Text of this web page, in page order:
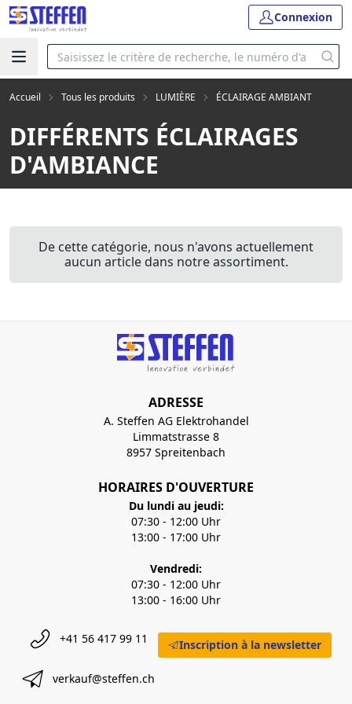
Connexion
Accueil Tous les produits LUMIÈRE ÉCLAIRAGE AMBIANT
DIFFÉRENTS ÉCLAIRAGES
D'AMBIANCE
De cette catégorie, nous n'avons actuellement
aucun article dans notre assortiment.
ADRESSE
A. Steffen AG Elektrohandel
Limmatstrasse 8
8957 Spreitenbach
HORAIRES D'OUVERTURE
Du lundi au jeudi:
07:30 - 12:00 Uhr
13:00 - 17:00 Uhr
Vendredi:
07:30 - 12:00 Uhr
13:00 - 16:00 Uhr
+41 56 417 99 11
verkauf@steffen.ch
Inscription à la newsletter